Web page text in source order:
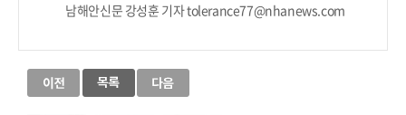
남해안신문 강성훈 기자 tolerance77@nhanews.com